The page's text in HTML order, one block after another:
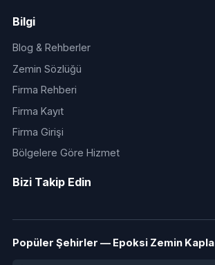
Bilgi
Blog & Rehberler
Zemin Sözlüğü
Firma Rehberi
Firma Kayıt
Firma Girişi
Bölgelere Göre Hizmet
Bizi Takip Edin
Popüler Şehirler — Epoksi Zemin